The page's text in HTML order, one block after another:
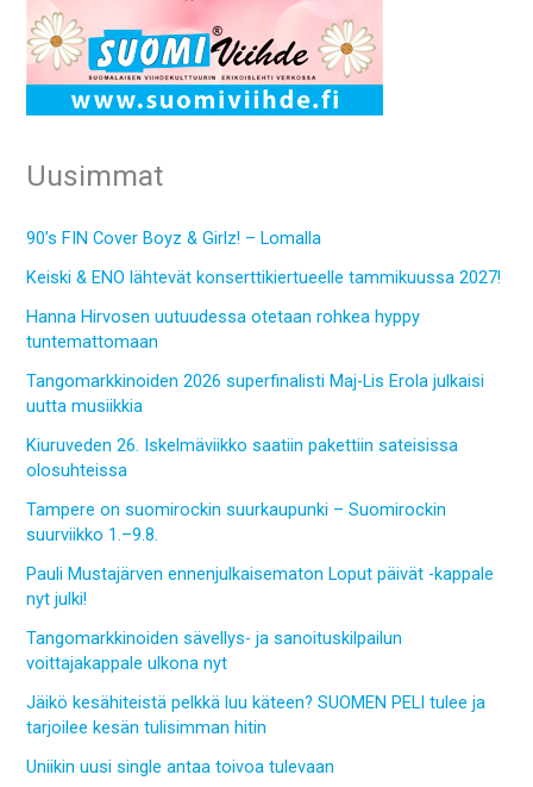
Uusimmat
90’s FIN Cover Boyz & Girlz! – Lomalla
Keiski & ENO lähtevät konserttikiertueelle tammikuussa 2027!
Hanna Hirvosen uutuudessa otetaan rohkea hyppy
tuntemattomaan
Tangomarkkinoiden 2026 superfinalisti Maj-Lis Erola julkaisi
uutta musiikkia
Kiuruveden 26. Iskelmäviikko saatiin pakettiin sateisissa
olosuhteissa
Tampere on suomirockin suurkaupunki – Suomirockin
suurviikko 1.–9.8.
Pauli Mustajärven ennenjulkaisematon Loput päivät -kappale
nyt julki!
Tangomarkkinoiden sävellys- ja sanoituskilpailun
voittajakappale ulkona nyt
Jäikö kesähiteistä pelkkä luu käteen? SUOMEN PELI tulee ja
tarjoilee kesän tulisimman hitin
Uniikin uusi single antaa toivoa tulevaan